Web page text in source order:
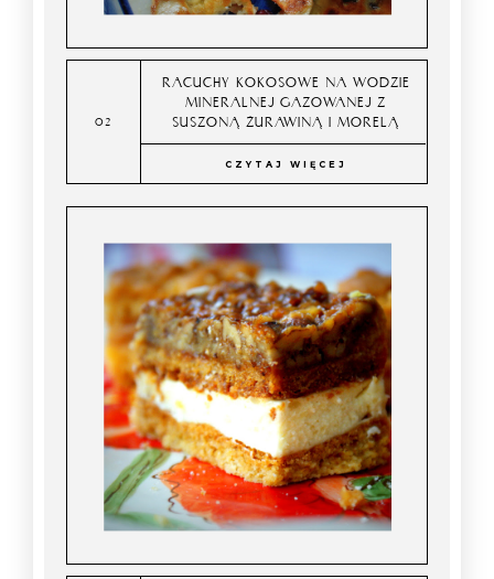
RACUCHY KOKOSOWE NA WODZIE
MINERALNEJ GAZOWANEJ Z
SUSZONĄ ŻURAWINĄ I MORELĄ
CZYTAJ WIĘCEJ